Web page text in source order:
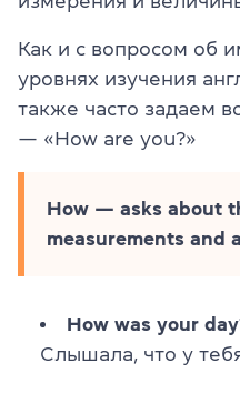
Как и с вопросом об
уровнях изучения
также часто задаем
— «How are you?»
How — asks about
measurements and
How was your
Слышала, что у